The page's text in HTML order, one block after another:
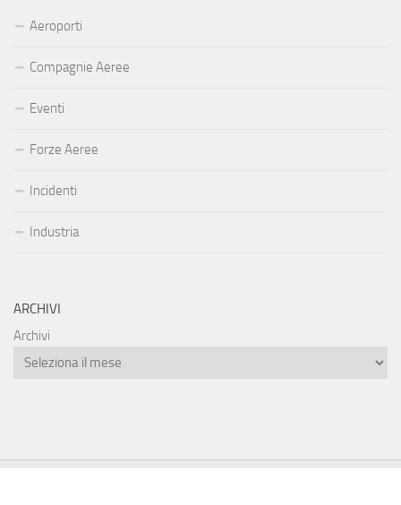
Aeroporti
Compagnie Aeree
Eventi
Forze Aeree
Incidenti
Industria
ARCHIVI
Archivi